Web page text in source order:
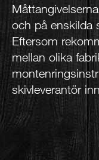
och på enskilda
Eftersom
mellan olika
skivleverantör